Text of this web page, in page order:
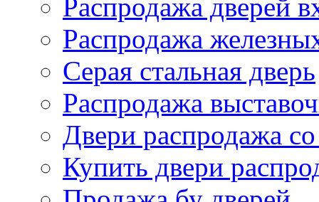
Распродажа дверей
Распродажа
Серая стальная дверь
Распродажа
Двери распродажа со
Купить двери